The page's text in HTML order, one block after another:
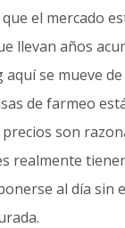
el mercado
llevan años
aquí se mueve
de farmeo
son
realmente
al día sin